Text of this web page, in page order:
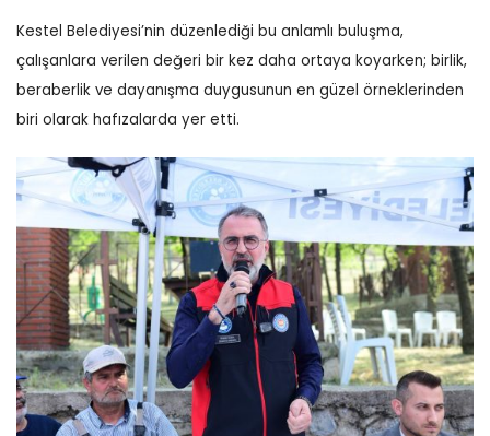
Kestel Belediyesi’nin düzenlediği bu anlamlı buluşma,
çalışanlara verilen değeri bir kez daha ortaya koyarken; birlik,
beraberlik ve dayanışma duygusunun en güzel örneklerinden
biri olarak hafızalarda yer etti.